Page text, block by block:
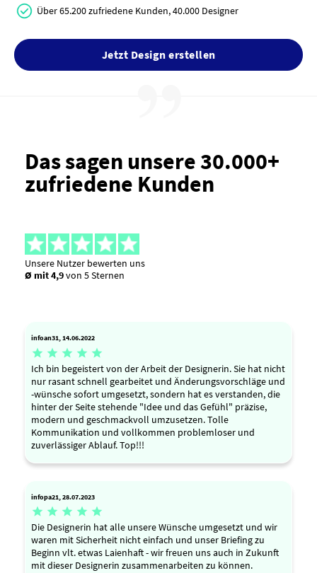
Über 65.200 zufriedene Kunden, 40.000 Designer
Jetzt Design erstellen
Das sagen unsere 30.000+
zufriedene Kunden
Unsere Nutzer bewerten uns
Ø mit 4,9von 5 Sternen
infoan31, 14.06.2022
    
Ich bin begeistert von der Arbeit der Designerin. Sie hat nicht
nur rasant schnell gearbeitet und Änderungsvorschläge und
-wünsche sofort umgesetzt, sondern hat es verstanden, die
hinter der Seite stehende "Idee und das Gefühl" präzise,
modern und geschmackvoll umzusetzen. Tolle
Kommunikation und vollkommen problemloser und
zuverlässiger Ablauf. Top!!!
infopa21, 28.07.2023
    
Die Designerin hat alle unsere Wünsche umgesetzt und wir
waren mit Sicherheit nicht einfach und unser Briefing zu
Beginn vlt. etwas Laienhaft - wir freuen uns auch in Zukunft
mit dieser Designerin zusammenarbeiten zu können.